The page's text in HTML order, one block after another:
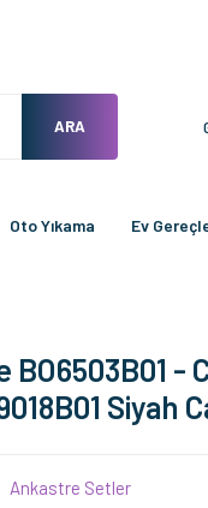
ARA
Oto Yıkama Ev
BO6503B01 -
Siyah
Ankastre Setler